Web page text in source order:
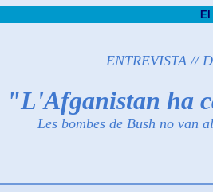
ENTREVISTA //
"L'Afganistan ha
Les bombes de Bush no van